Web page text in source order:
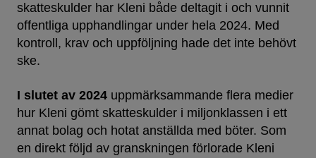
skatteskulder har Kleni både deltagit i och vunnit
offentliga upphandlingar under hela 2024. Med
kontroll, krav och uppföljning hade det inte behövt
ske.
I slutet av 2024 uppmärksammande flera medier
hur Kleni gömt skatteskulder i miljonklassen i ett
annat bolag och hotat anställda med böter. Som
en direkt följd av granskningen förlorade Kleni